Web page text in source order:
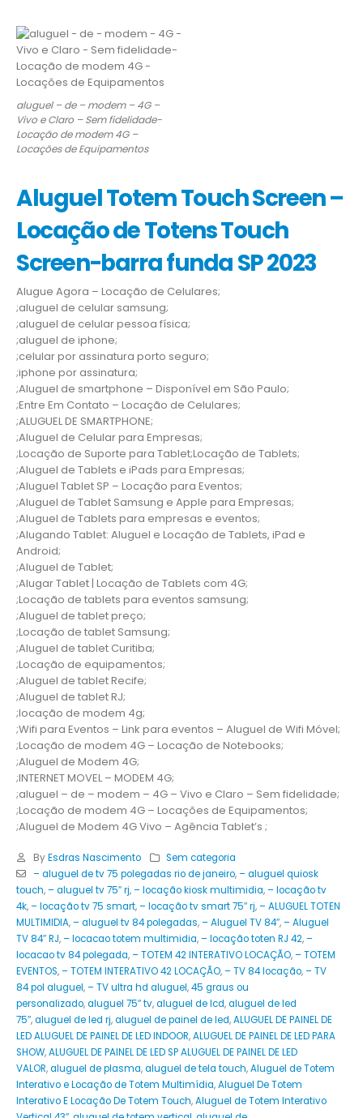
aluguel – de – modem – 4G –
Vivo e Claro – Sem fidelidade-
Locação de modem 4G –
Locações de Equipamentos
Aluguel Totem Touch Screen –
Locação de Totens Touch
Screen-barra funda SP 2023
Alugue Agora – Locação de Celulares;
;aluguel de celular samsung;
;aluguel de celular pessoa física;
;aluguel de iphone;
;celular por assinatura porto seguro;
;iphone por assinatura;
;Aluguel de smartphone – Disponível em São Paulo;
;Entre Em Contato – Locação de Celulares;
;ALUGUEL DE SMARTPHONE;
;Aluguel de Celular para Empresas;
;Locação de Suporte para Tablet;Locação de Tablets;
;Aluguel de Tablets e iPads para Empresas;
;Aluguel Tablet SP – Locação para Eventos;
;Aluguel de Tablet Samsung e Apple para Empresas;
;Aluguel de Tablets para empresas e eventos;
;Alugando Tablet: Aluguel e Locação de Tablets, iPad e
Android;
;Aluguel de Tablet;
;Alugar Tablet | Locação de Tablets com 4G;
;Locação de tablets para eventos samsung;
;Aluguel de tablet preço;
;Locação de tablet Samsung;
;Aluguel de tablet Curitiba;
;Locação de equipamentos;
;Aluguel de tablet Recife;
;Aluguel de tablet RJ;
;locação de modem 4g;
;Wifi para Eventos – Link para eventos – Aluguel de Wifi Móvel;
;Locação de modem 4G – Locação de Notebooks;
;Aluguel de Modem 4G;
;INTERNET MOVEL – MODEM 4G;
;aluguel – de – modem – 4G – Vivo e Claro – Sem fidelidade;
;Locação de modem 4G – Locações de Equipamentos;
;Aluguel de Modem 4G Vivo – Agência Tablet’s ;
ByEsdras Nascimento
Sem categoria
– aluguel de tv 75 polegadas rio de janeiro,– aluguel quiosk
touch,– aluguel tv 75″ rj,– locação kiosk multimidia,– locação tv
4k,– locação tv 75 smart,– locação tv smart 75″ rj,– ALUGUEL TOTEN
MULTIMIDIA,– aluguel tv 84 polegadas,– Aluguel TV 84″,– Aluguel
TV 84″ RJ,– locacao totem multimidia,– locação toten RJ 42,–
locacao tv 84 polegada,– TOTEM 42 INTERATIVO LOCAÇÃO,– TOTEM
EVENTOS,– TOTEM INTERATIVO 42 LOCAÇÃO,– TV 84 locação,– TV
84 pol aluguel,– TV ultra hd aluguel,45 graus ou
personalizado,aluguel 75″ tv,aluguel de lcd,aluguel de led
75″,aluguel de led rj,aluguel de painel de led,ALUGUEL DE PAINEL DE
LED ALUGUEL DE PAINEL DE LED INDOOR,ALUGUEL DE PAINEL DE LED PARA
SHOW,ALUGUEL DE PAINEL DE LED SP ALUGUEL DE PAINEL DE LED
VALOR,aluguel de plasma,aluguel de tela touch,Aluguel de Totem
Interativo e Locação de Totem Multimídia,Aluguel De Totem
Interativo E Locação De Totem Touch,Aluguel de Totem Interativo